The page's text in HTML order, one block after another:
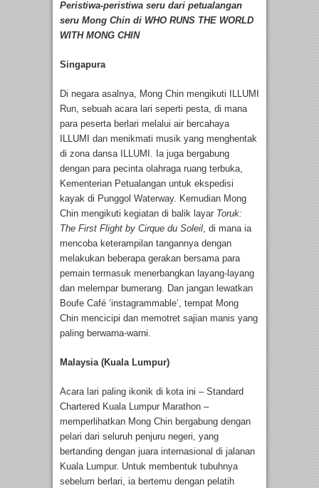
Peristiwa-peristiwa seru dari petualangan
seru Mong Chin di WHO RUNS THE WORLD
WITH MONG CHIN
Singapura
Di negara asalnya, Mong Chin mengikuti ILLUMI
Run, sebuah acara lari seperti pesta, di mana
para peserta berlari melalui air bercahaya
ILLUMI dan menikmati musik yang menghentak
di zona dansa ILLUMI. Ia juga bergabung
dengan para pecinta olahraga ruang terbuka,
Kementerian Petualangan untuk ekspedisi
kayak di Punggol Waterway. Kemudian Mong
Chin mengikuti kegiatan di balik layar Toruk:
The First Flight by Cirque du Soleil , di mana ia
mencoba keterampilan tangannya dengan
melakukan beberapa gerakan bersama para
pemain termasuk menerbangkan layang-layang
dan melempar bumerang. Dan jangan lewatkan
Boufe Café ‘instagrammable’, tempat Mong
Chin mencicipi dan memotret sajian manis yang
paling berwarna-warni.
Malaysia (Kuala Lumpur)
Acara lari paling ikonik di kota ini – Standard
Chartered Kuala Lumpur Marathon –
memperlihatkan Mong Chin bergabung dengan
pelari dari seluruh penjuru negeri, yang
bertanding dengan juara internasional di jalanan
Kuala Lumpur. Untuk membentuk tubuhnya
sebelum berlari, ia bertemu dengan pelatih